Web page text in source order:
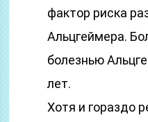
фактор риска
Альцгеймера.
болезнью
лет.
Хотя и гораздо